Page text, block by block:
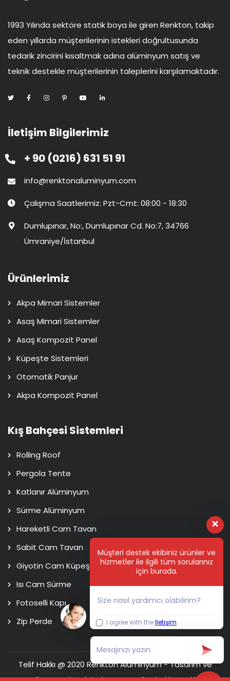
1993 Yılında sektöre statik boya ile giren Renkton, takip
eden yıllarda müşterilerinin istekleri doğrultusunda
tedarik zincirini kısaltmak adına alüminyum satış ve
teknik destekle müşterilerinin taleplerini karşılamaktadır.
İletişim Bilgilerimiz
+ 90 (0216) 631 51 91
info@renktonaluminyum.com
Çalışma Saatlerimiz: Pzt-Cmt: 08:00 - 18:30
Dumlupınar, No:, Dumlupınar Cd. No:7, 34766
Ümraniye/İstanbul
Ürünlerimiz
Akpa Mimari Sistemler
Asaş Mimari Sistemler
Asaş Kompozit Panel
Küpeşte Sistemleri
Otomatik Panjur
Akpa Kompozit Panel
Kış Bahçesi Sistemleri
Rolling Roof
Pergola Tente
Katlanır Alüminyum
Sürme Alüminyum
Hareketli Cam Tavan
Sabit Cam Tavan
Giyotin Cam Küpeşte
Isı Cam Sürme
Fotoselli Kapı
Zip Perde
Telif Hakkı @ 2020 Renkton Alüminyum - Tasarım ve
Müşteri destek ekibiniz ürünler ve
hizmetler ile ilgili tüm sorularınız
için burada.
Size nasıl yardımcı olabilirim?
I agree with the İletişim